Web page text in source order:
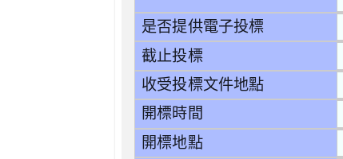
是否提供電子投標
截止投標
收受投標文件地點
開標時間
開標地點